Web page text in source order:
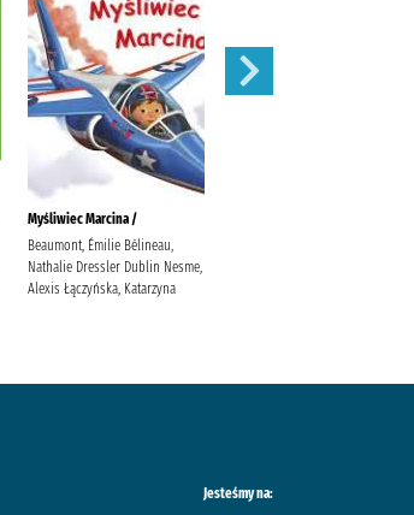
Myśliwiec Marcina /
Beaumont, Émilie Bélineau,
Nathalie Dressler Dublin Nesme,
Alexis Łączyńska, Katarzyna
Jesteśmy na: